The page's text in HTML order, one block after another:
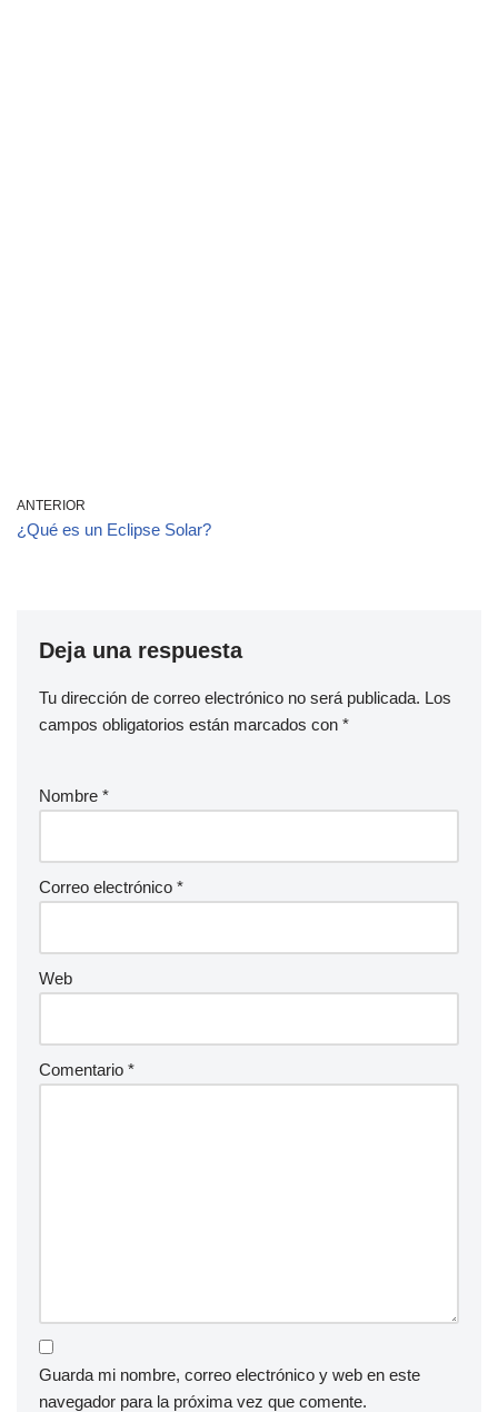
ANTERIOR
¿Qué es un Eclipse Solar?
Deja una respuesta
Tu dirección de correo electrónico no será publicada. Los
campos obligatorios están marcados con *
Nombre *
Correo electrónico *
Web
Comentario *
Guarda mi nombre, correo electrónico y web en este
navegador para la próxima vez que comente.